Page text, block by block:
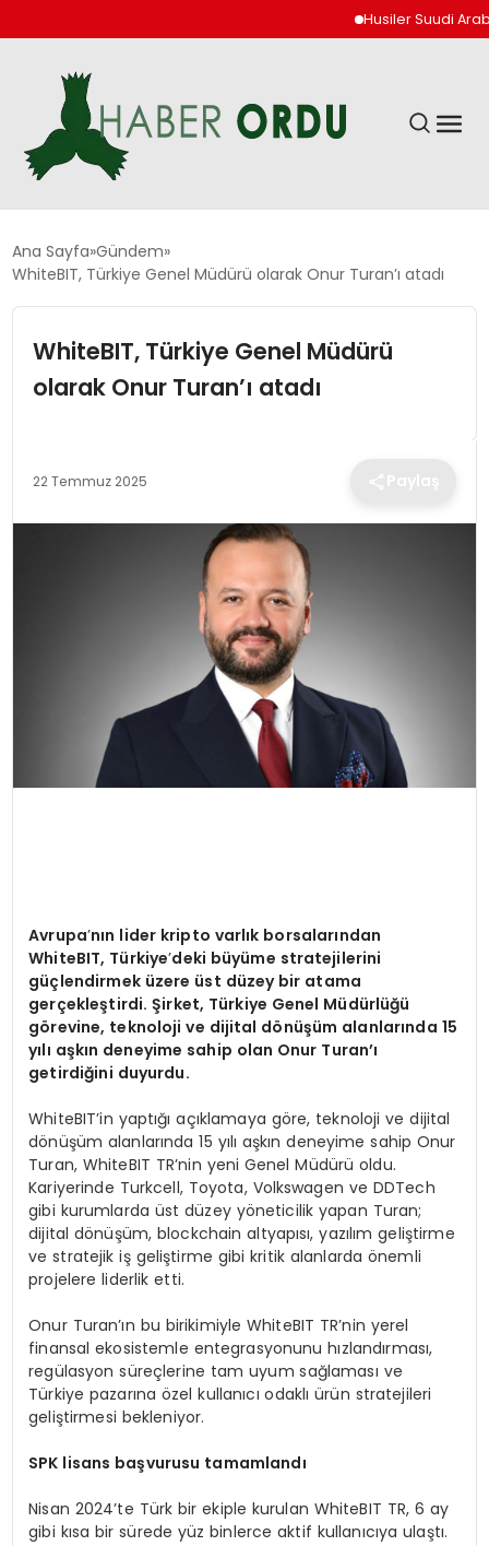
Husiler Suudi
GÜNDEM
DÜNYA
EKONOMI
Ana Sayfa Gündem
WhiteBIT, Türkiye Genel Müdürü olarak Onur Turan’ı atadı
WhiteBIT, Türkiye Genel Müdürü
olarak Onur Turan’ı atadı
22 Temmuz 2025
Avrupa’nın lider kripto varlık borsalarından
WhiteBIT, Türkiye’deki büyüme stratejilerini
güçlendirmek üzere üst düzey bir atama
gerçekleştirdi. Şirket, Türkiye Genel Müdürlüğü
görevine, teknoloji ve dijital dönüşüm alanlarında 15
yılı aşkın deneyime sahip olan Onur Turan’ı
getirdiğini duyurdu.
WhiteBIT’in yaptığı açıklamaya göre, teknoloji ve dijital
dönüşüm alanlarında 15 yılı aşkın deneyime sahip Onur
Turan, WhiteBIT TR’nin yeni Genel Müdürü oldu.
Kariyerinde Turkcell, Toyota, Volkswagen ve DDTech
gibi kurumlarda üst düzey yöneticilik yapan Turan;
dijital dönüşüm, blockchain altyapısı, yazılım geliştirme
ve stratejik iş geliştirme gibi kritik alanlarda önemli
projelere liderlik etti.
Onur Turan’ın bu birikimiyle WhiteBIT TR’nin yerel
finansal ekosistemle entegrasyonunu hızlandırması,
regülasyon süreçlerine tam uyum sağlaması ve
Türkiye pazarına özel kullanıcı odaklı ürün stratejileri
geliştirmesi bekleniyor.
SPK lisans başvurusu tamamlandı
Nisan 2024’te Türk bir ekiple kurulan WhiteBIT TR, 6 ay
gibi kısa bir sürede yüz binlerce aktif kullanıcıya ulaştı.